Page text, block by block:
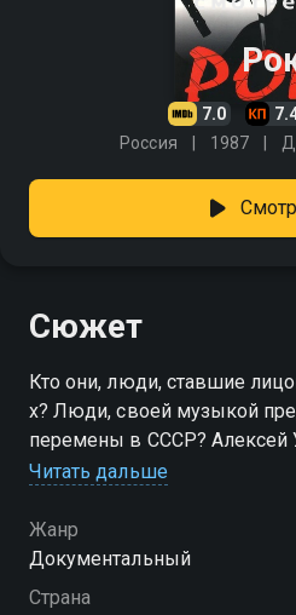
7.0
Россия 1987
Сюжет
Кто они, люди, ставшие лицом времени 1980‒1990-
х? Люди, своей музыкой
перемены в СССР? Алексей
эпохи, о которой вновь
рок-музыки, а также тем, кто
отечественной историей
века. Виктор Цой, Олег Гаркуша, Юрий Шевчук и
Читать дальше
Жанр
Документальный
Страна